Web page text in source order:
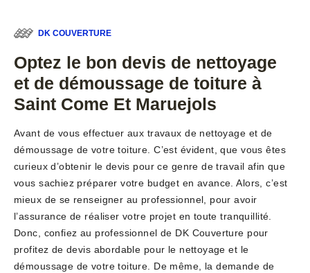
DK COUVERTURE
Optez le bon devis de nettoyage
et de démoussage de toiture à
Saint Come Et Maruejols
Avant de vous effectuer aux travaux de nettoyage et de
démoussage de votre toiture. C’est évident, que vous êtes
curieux d’obtenir le devis pour ce genre de travail afin que
vous sachiez préparer votre budget en avance. Alors, c’est
mieux de se renseigner au professionnel, pour avoir
l’assurance de réaliser votre projet en toute tranquillité.
Donc, confiez au professionnel de DK Couverture pour
profitez de devis abordable pour le nettoyage et le
démoussage de votre toiture. De même, la demande de